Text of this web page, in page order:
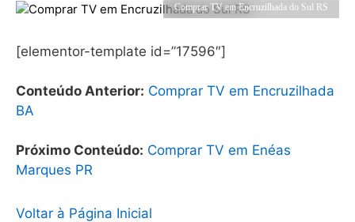
Comprar TV em Encruzilhada do Sul RS
[elementor-template id=”17596″]
Conteúdo Anterior: Comprar TV em Encruzilhada
BA
Próximo Conteúdo: Comprar TV em Enéas
Marques PR
Voltar à Página Inicial